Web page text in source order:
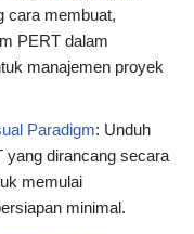
cara membuat,
PERT dalam
manajemen proyek
Paradigm: Unduh
yang dirancang secara
memulai
minimal.